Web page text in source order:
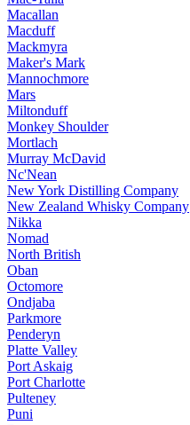
Macallan
Macduff
Mackmyra
Maker's Mark
Mannochmore
Mars
Miltonduff
Monkey Shoulder
Mortlach
Murray McDavid
Nc'Nean
New York Distilling Company
New Zealand Whisky Company
Nikka
Nomad
North British
Oban
Octomore
Ondjaba
Parkmore
Penderyn
Platte Valley
Port Askaig
Port Charlotte
Pulteney
Puni